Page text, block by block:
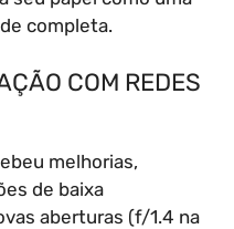
completa.
COM REDES
melhorias,
de baixa
aberturas (f/1.4 na